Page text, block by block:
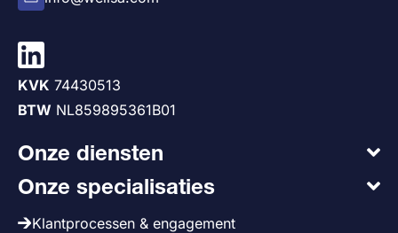
KVK 74430513
BTW NL859895361B01
Onze diensten
Onze specialisaties
Klantprocessen & engagement